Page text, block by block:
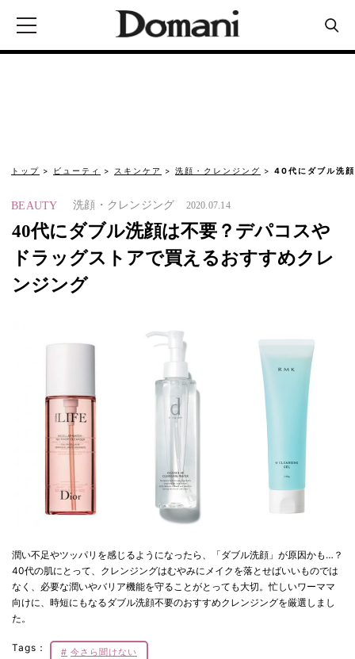
トップ ビューティ スキンケア 洗顔・クレンジング 40代にダブル洗
BEAUTY 洗顔・クレンジング 2020.07.14
40代にダブル洗顔は不要？デパコスや
ドラッグストアで買えるおすすめクレ
ンジング
潤い不足やツッパリを感じるようになったら、「ダブル洗顔」が原因かも…？
40代の肌にとって、クレンジングはむやみにメイクを落とせばいいものでは
なく、必要な潤いやバリア機能を守ることがとっても大切。忙しいワーママ
向けに、時短にもなるダブル洗顔不要のおすすめクレンジングを厳選しまし
た。
Tags： 今さら聞けない